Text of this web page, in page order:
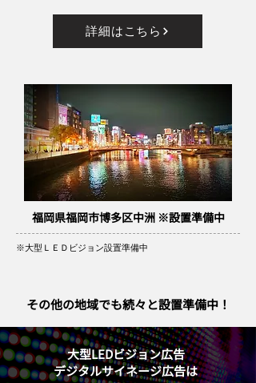
詳細はこちら
福岡県福岡市博多区中洲 ※設置準備中
​※大型ＬＥＤビジョン設置準備中
​その他の地域でも続々と設置準備中！
大型LEDビジョン広告
デジタルサイネージ広告は